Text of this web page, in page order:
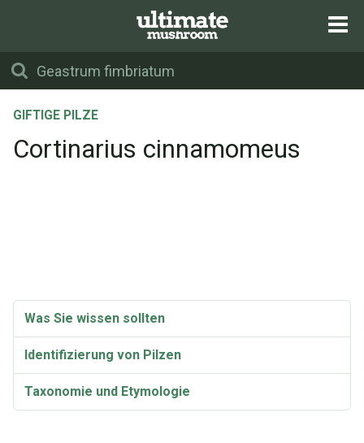
GIFTIGE PILZE
Cortinarius cinnamomeus
Was Sie wissen sollten
Identifizierung von Pilzen
Taxonomie und Etymologie